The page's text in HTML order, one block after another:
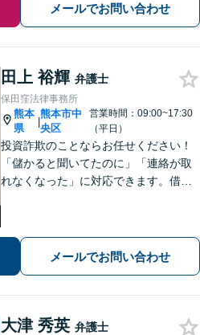
メールでお問い合わせ
田上 裕輝 弁護士
保田窪法律事務所
熊本
県
|
熊本市中
央区
営業時間：09:00~17:30
（平日）
投資詐欺のことならお任せください！
「儲かると聞いてたのに」「連絡が取
れなくなった」に対応できます。借
メールでお問い合わせ
大津 秀英 弁護士